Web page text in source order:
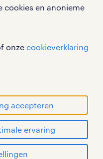
cookies en anonieme
onze cookieverklaring
accepteren
ervaring
N.V.